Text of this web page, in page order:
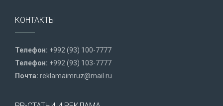
КОНТАКТЫ
Телефон: +992 (93) 100-7777
Телефон: +992 (93) 103-7777
Почта: reklamaimruz@mail.ru